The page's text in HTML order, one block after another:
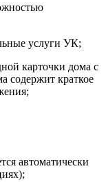
услуги УК;
карточки дома с
содержит краткое
автоматически